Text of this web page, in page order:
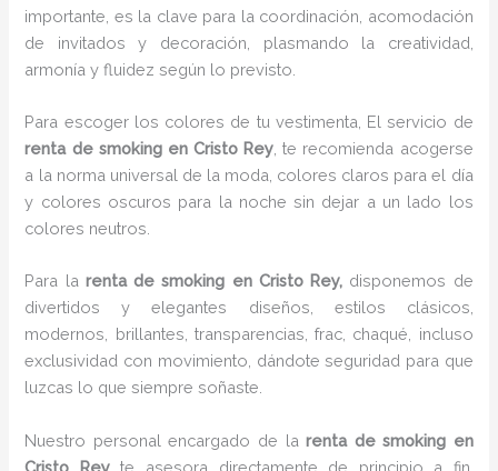
importante, es la clave para la coordinación, acomodación
de invitados y decoración, plasmando la creatividad,
armonía y fluidez según lo previsto.
Para escoger los colores de tu vestimenta, El servicio de
renta de smoking en Cristo Rey , te recomienda acogerse
a la norma universal de la moda, colores claros para el día
y colores oscuros para la noche sin dejar a un lado los
colores neutros.
Para la renta de smoking en Cristo Rey, disponemos de
divertidos y elegantes diseños, estilos clásicos,
modernos, brillantes, transparencias, frac, chaqué, incluso
exclusividad con movimiento, dándote seguridad para que
luzcas lo que siempre soñaste.
Nuestro personal encargado de larenta de smoking en
Cristo Reyte asesora directamente de principio a fin,